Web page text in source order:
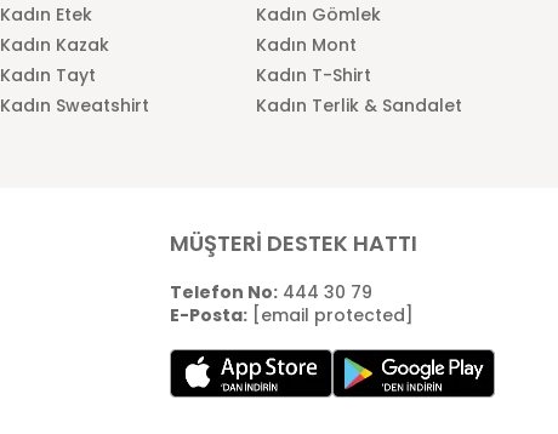
Kadın Etek
Kadın Gömlek
Kadın Kazak
Kadın Mont
Kadın Tayt
Kadın T-Shirt
Kadın Sweatshirt Kadın Terlik & Sandalet
MÜŞTERİ DESTEK HATTI
Telefon No:444 30 79
E-Posta: [email protected]